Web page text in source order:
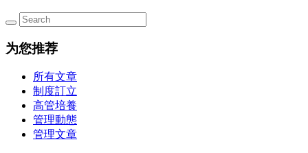
为您推荐
所有文章
制度訂立
高管培養
管理動態
管理文章